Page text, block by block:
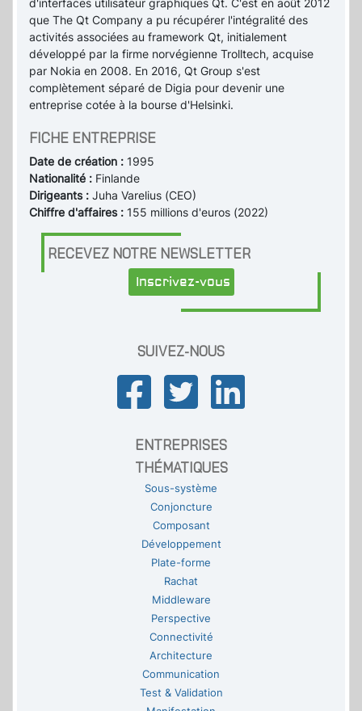
d'interfaces utilisateur graphiques Qt. C'est en août 2012
que The Qt Company a pu récupérer l'intégralité des
activités associées au framework Qt, initialement
développé par la firme norvégienne Trolltech, acquise
par Nokia en 2008. En 2016, Qt Group s'est
complètement séparé de Digia pour devenir une
entreprise cotée à la bourse d'Helsinki.
FICHE ENTREPRISE
Date de création : 1995
Nationalité : Finlande
Dirigeants : Juha Varelius (CEO)
Chiffre d'affaires : 155 millions d'euros (2022)
RECEVEZ NOTRE NEWSLETTER
Inscrivez-vous
SUIVEZ-NOUS
ENTREPRISES
THÉMATIQUES
Sous-système
Conjoncture
Composant
Développement
Plate-forme
Rachat
Middleware
Perspective
Connectivité
Architecture
Communication
Test & Validation